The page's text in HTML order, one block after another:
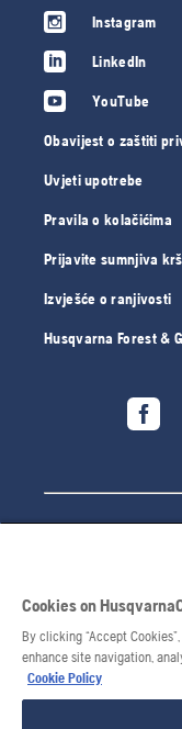
Instagram
LinkedIn
YouTube
Obavijest o zaštiti
Uvjeti upotrebe
Pravila o kolačićima
Prijavite sumnjiva
Izvješće o ranjivosti
Husqvarna Forest &
© 2026
Cookies on
By clicking “Accept
enhance site navigation,
Cookie Policy